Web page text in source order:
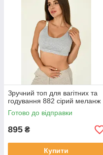
Зручний топ для вагітних та
годування 882 сірий меланж
Готово до відправки
895 ₴
Купити